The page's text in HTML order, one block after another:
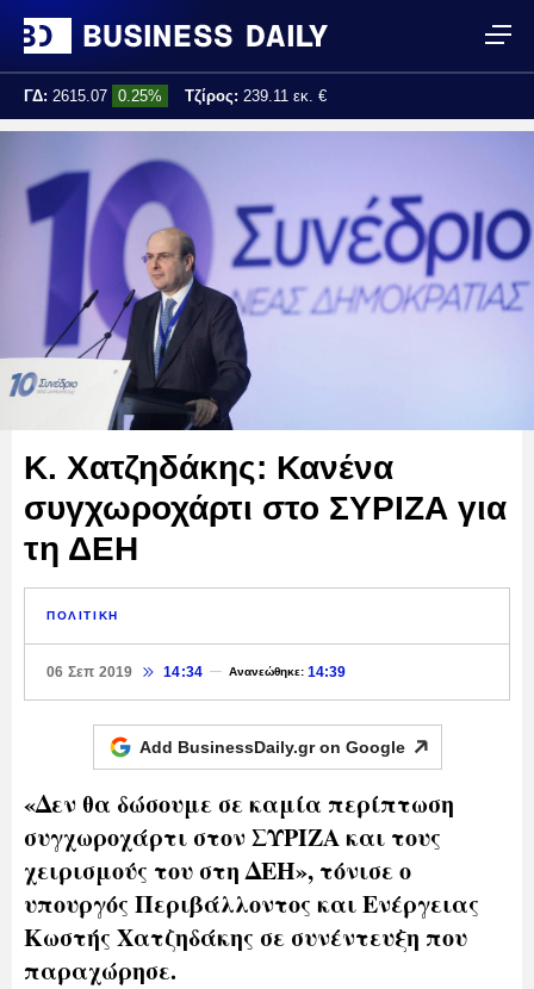
ΓΔ: 2615.07 0.25% Τζίρος: 239.11 εκ. €
Κ. Χατζηδάκης: Κανένα
συγχωροχάρτι στο ΣΥΡΙΖΑ για
τη ΔΕΗ
ΠΟΛΙΤΙΚΗ
06 Σεπ 2019 14:34 Ανανεώθηκε: 14:39
Add BusinessDaily.gr on Google
«Δεν θα δώσουμε σε καμία περίπτωση
συγχωροχάρτι στον ΣΥΡΙΖΑ και τους
χειρισμούς του στη ΔΕΗ», τόνισε ο
υπουργός Περιβάλλοντος και Ενέργειας
Κωστής Χατζηδάκης σε συνέντευξη που
παραχώρησε.